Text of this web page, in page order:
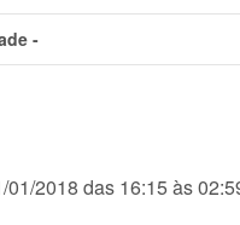
-
01/2018 das 16:15 às